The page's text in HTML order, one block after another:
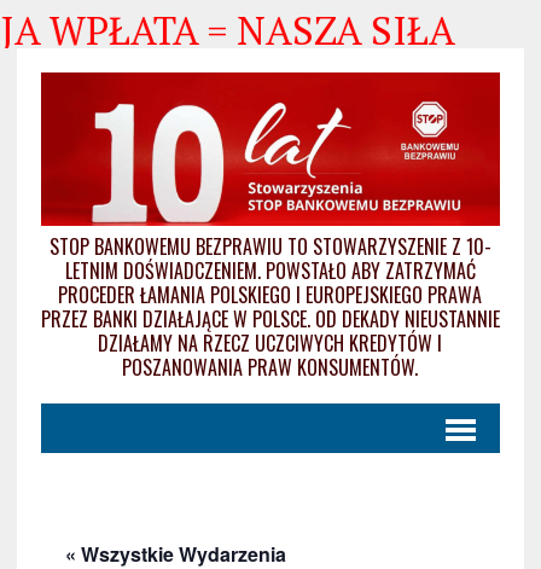
= NASZA SIŁA
STOP BANKOWEMU BEZPRAWIU TO STOWARZYSZENIE Z 10-
LETNIM DOŚWIADCZENIEM. POWSTAŁO ABY ZATRZYMAĆ
PROCEDER ŁAMANIA POLSKIEGO I EUROPEJSKIEGO PRAWA
PRZEZ BANKI DZIAŁAJĄCE W POLSCE. OD DEKADY NIEUSTANNIE
DZIAŁAMY NA RZECZ UCZCIWYCH KREDYTÓW I
POSZANOWANIA PRAW KONSUMENTÓW.
« Wszystkie Wydarzenia